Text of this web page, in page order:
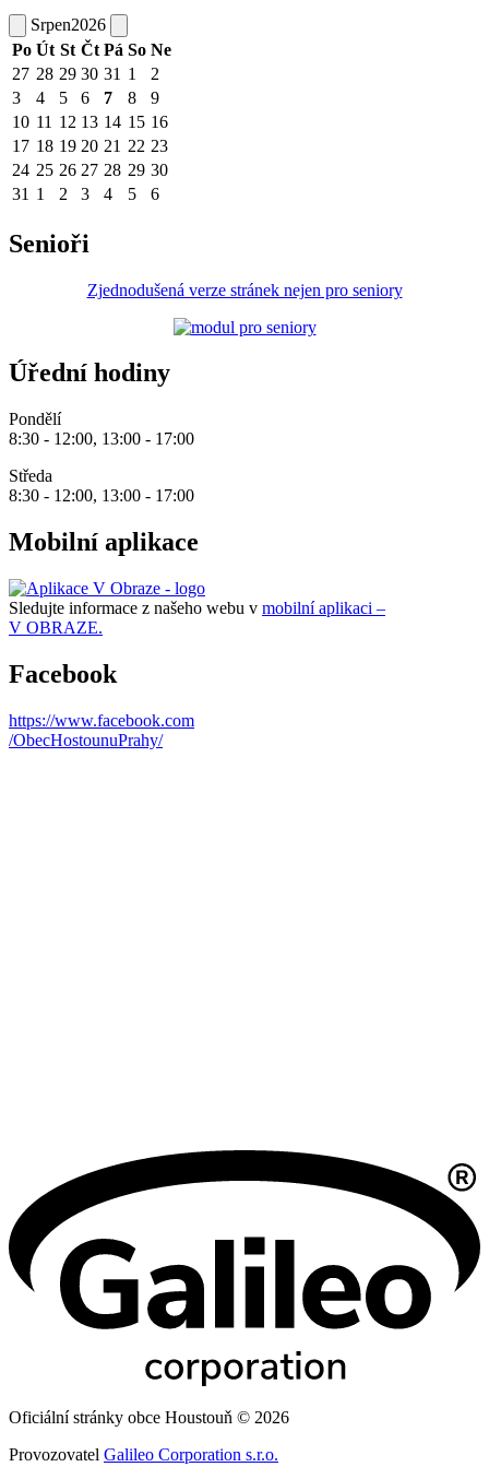
Srpen2026
Po Út St Čt Pá So Ne
27 28 29 30 31 1
2
3
4 5 6 7 8
9
10 11 12 13 14 15 16
17 18 19 20 21 22 23
24 25 26 27 28 29 30
31 1 2 3 4 5 6
Senioři
Zjednodušená verze stránek nejen pro seniory
Úřední hodiny
Pondělí
8:30 - 12:00, 13:00 - 17:00
Středa
8:30 - 12:00, 13:00 - 17:00
Mobilní aplikace
Sledujte informace z našeho webu v mobilní aplikaci –
V OBRAZE.
Facebook
https://www.facebook.com
/ObecHostounuPrahy/
Oficiální stránky obce Houstouň © 2026
Provozovatel Galileo Corporation s.r.o.